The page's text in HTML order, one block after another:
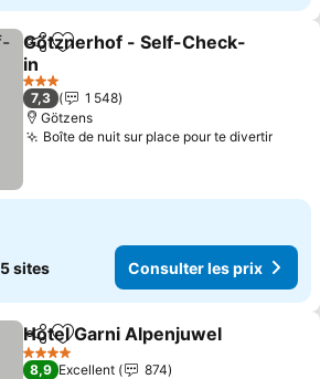
PartagerAjouter à mes favoris
Götznerhof - Self-Check-
in
Consulter les prix
3 Étoiles
7,3
1 548
Götzens
Boîte de nuit sur place pour te divertir
5 sites Consulter les prix
PartagerAjouter à mes favoris
Hotel Garni Alpenjuwel
4 Étoiles
8,9 Excellent
874